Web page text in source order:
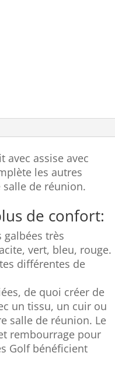
assise avec
les autres
de réunion.
de confort:
très
vert, bleu, rouge.
différentes de
de quoi créer de
un tissu, un cuir ou
salle de réunion. Le
rembourrage pour
Golf bénéficient